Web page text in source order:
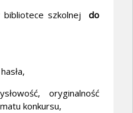
bibliotece szkolnej do
oryginalność
konkursu,